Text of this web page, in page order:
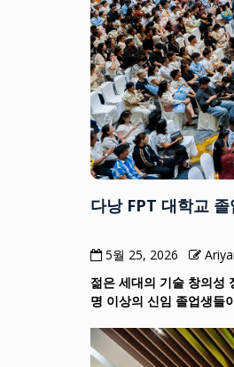
다낭 FPT 대학교
5월 25, 2026
젊은 세대의 기술 창의
명 이상의 신임 졸업생들